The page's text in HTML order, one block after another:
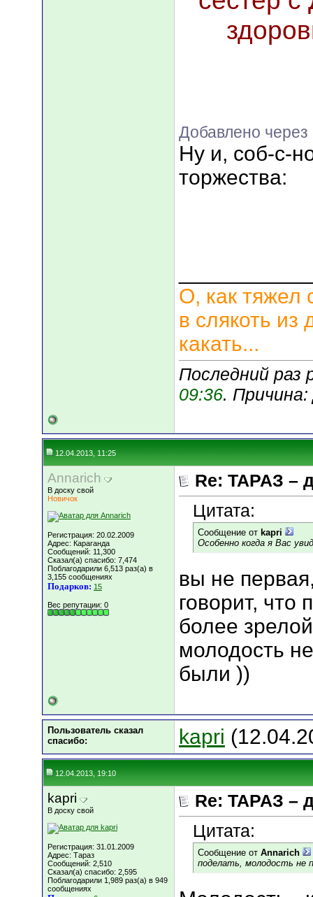
Добавлено
Ну и, соб-с-
торжества:
О, как тяжел
в слякоть из
какать...
Последний раз
09:36.
12.04.2013, 11:25
Annarich
В доску свой
Новичок
Регистрация: 20.02.2009
Адрес: Караганда
Сообщений: 11,300
Сказал(а) спасибо: 7,474
Поблагодарили 6,513 раз(а) в
3,155 сообщениях
Подарков: 15
Вес репутации: 0
Re: ТАРАЗ –
Цитата:
Сообщение от kapri
Особенно когда я Вас
вы не
говорит, что
более
молодость
были ))
Пользователь сказал
cпасибо:
kapri
12.04.2013, 19:10
kapri
В доску свой
Регистрация: 31.01.2009
Адрес: Тараз
Сообщений: 2,510
Сказал(а) спасибо: 2,595
Поблагодарили 1,989 раз(а) в 949
сообщениях
Re: ТАРАЗ –
Цитата:
Сообщение от Annarich
поделать, молодость не